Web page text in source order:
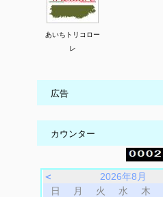
あいちトリコロー
レ
広告
カウンター
＜ 2026年8月
日
月 火 水 木